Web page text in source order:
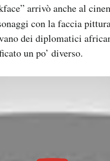
arrivò anche al
con la faccia
dei diplomatici
un po’ diverso.